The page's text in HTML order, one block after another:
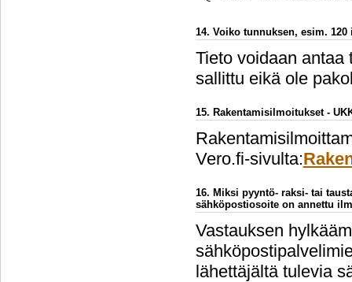
14. Voiko tunnuksen, esim.
Tieto voidaan
sallittu eikä ole
15. Rakentamisilmoitukset -
Vero.fi-sivulta:
16. Miksi pyyntö- raksi- tai
sähköpostiosoite on annettu
Vastauksen
lähettäjältä tulevia